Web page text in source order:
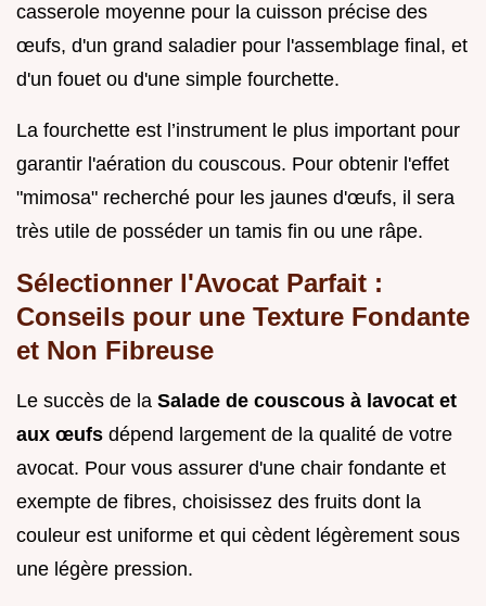
casserole moyenne pour la cuisson précise des
œufs, d'un grand saladier pour l'assemblage final, et
d'un fouet ou d'une simple fourchette.
La fourchette est l’instrument le plus important pour
garantir l'aération du couscous. Pour obtenir l'effet
"mimosa" recherché pour les jaunes d'œufs, il sera
très utile de posséder un tamis fin ou une râpe.
Sélectionner l'Avocat Parfait :
Conseils pour une Texture Fondante
et Non Fibreuse
Le succès de la Salade de couscous à lavocat et
aux œufs dépend largement de la qualité de votre
avocat. Pour vous assurer d'une chair fondante et
exempte de fibres, choisissez des fruits dont la
couleur est uniforme et qui cèdent légèrement sous
une légère pression.